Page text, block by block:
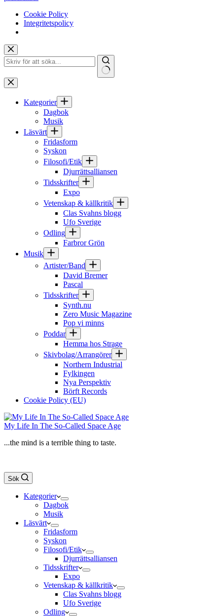
Cookie Policy
Integritetspolicy
Hoppa
till
innehåll
Inga
resultat
Kategorier
Dagbok
Musik
Läsvärt
Fridasform
Syskon
Filosofi/Etik
Djurrättsalliansen
Tidsskrifter
Expo
Vetenskap & källkritik
Clas Svahns blogg
Ufo Sverige
Odling
Farbror Grön
Musik
Artister/Band
David Bremer
Pascal
Tidsskrifter
Synth.nu
Zero Music Magazine
Pop vi minns
Poddar
Hemma hos Strage
Skivbolag/Arrangörer
Northern Industrial
Fylkingen
Nya Perspektiv
Börft Records
Cookie Policy (EU)
My Life In The So-Called Space Age
...the mind is a terrible thing to taste.
Sök
Kategorier
Dagbok
Musik
Läsvärt
Fridasform
Syskon
Filosofi/Etik
Djurrättsalliansen
Tidsskrifter
Expo
Vetenskap & källkritik
Clas Svahns blogg
Ufo Sverige
Odling